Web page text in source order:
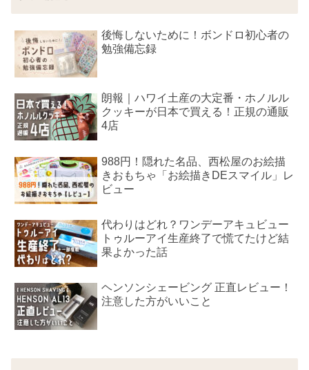
後悔しないために！ボンドロ初心者の
勉強備忘録
朗報｜ハワイ土産の大定番・ホノルル
クッキーが日本で買える！正規の通販
4店
988円！隠れた名品、西松屋のお絵描
きおもちゃ「お絵描きDEスマイル」レ
ビュー
代わりはどれ？ワンデーアキュビュー
トゥルーアイ生産終了で慌てたけど結
果よかった話
ヘンソンシェービング 正直レビュー！
注意した方がいいこと